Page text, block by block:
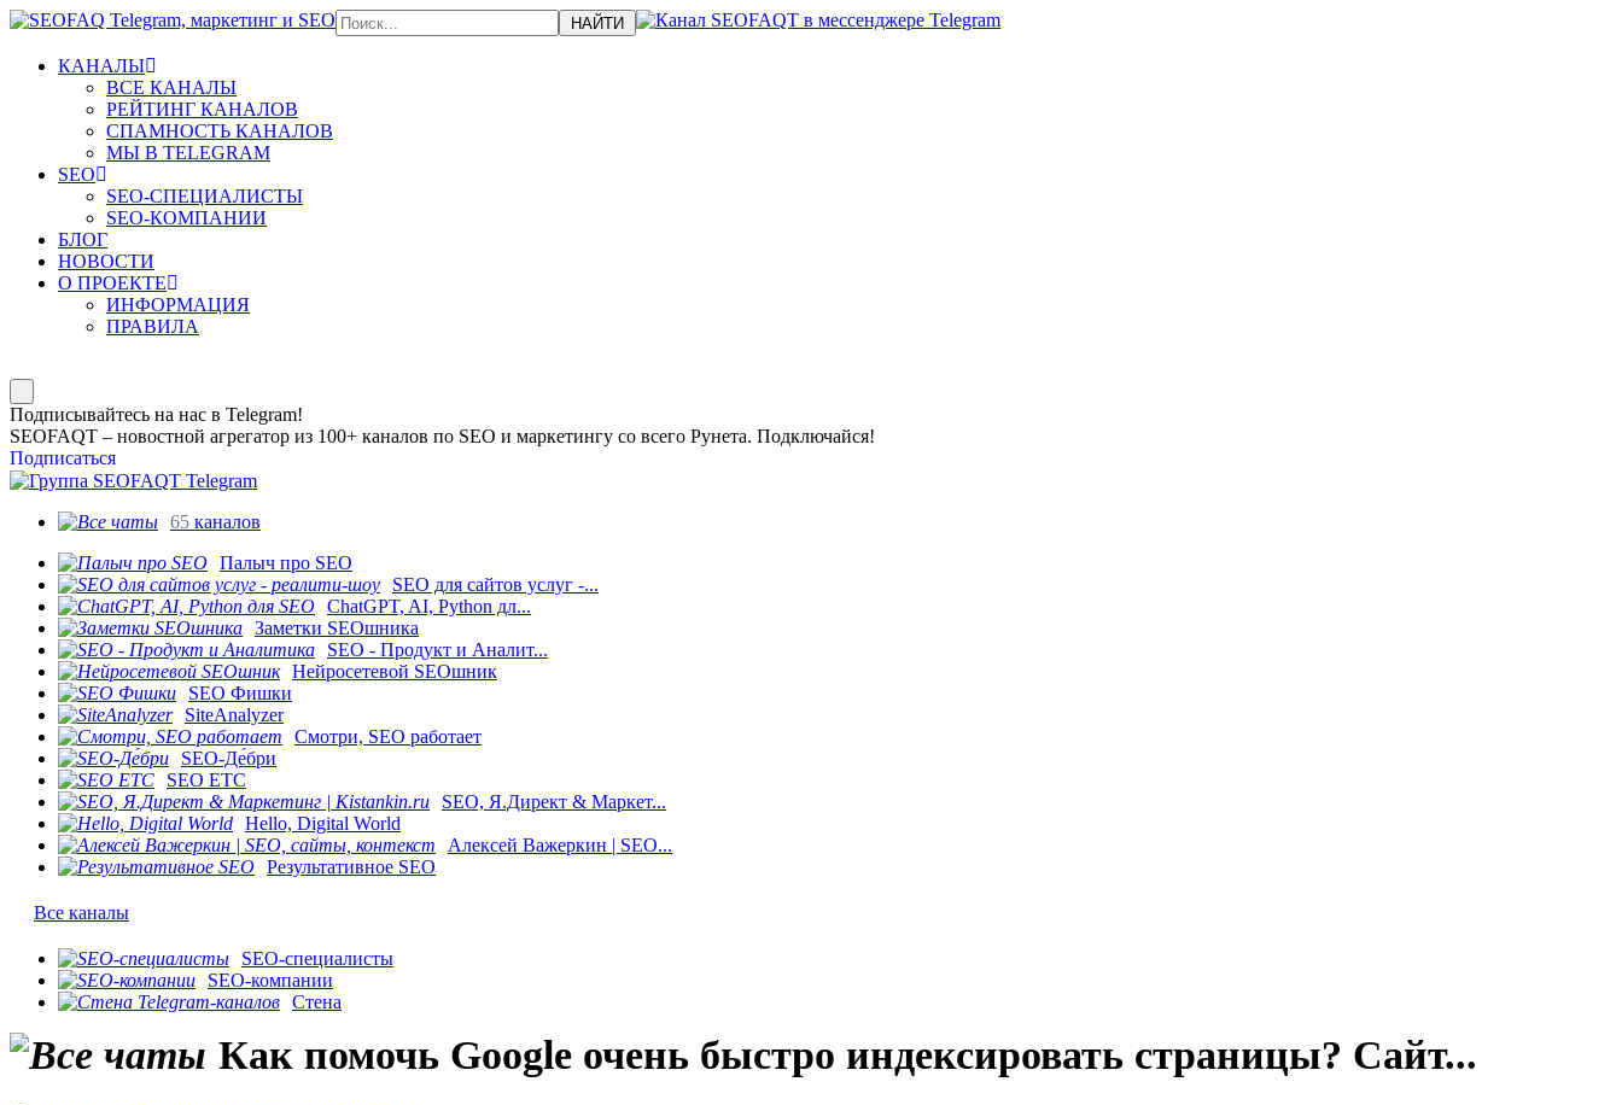
КАНАЛЫ
ВСЕ КАНАЛЫ
РЕЙТИНГ КАНАЛОВ
СПАМНОСТЬ КАНАЛОВ
МЫ В TELEGRAM
SEO
SEO-СПЕЦИАЛИСТЫ
SEO-КОМПАНИИ
БЛОГ
НОВОСТИ
О ПРОЕКТЕ
ИНФОРМАЦИЯ
ПРАВИЛА
Подписывайтесь на нас в Telegram!
SEOFAQT – новостной агрегатор из 100+ каналов по SEO и маркетингу со всего Рунета. Подключайся!
Подписаться
65 каналов
Палыч про SEO
SEO для сайтов услуг -...
ChatGPT, AI, Python дл...
Заметки SEOшника
SEO - Продукт и Аналит...
Нейросетевой SEOшник
SEO Фишки
SiteAnalyzer
Смотри, SEO работает
SEO-Де́бри
SEO ETC
SEO, Я.Директ & Маркет...
Hello, Digital World
Алексей Важеркин | SEO...
Результативное SEO
Все каналы
SEO-специалисты
SEO-компании
Стена
Как помочь Google очень быстро индексировать страницы? Сайт...